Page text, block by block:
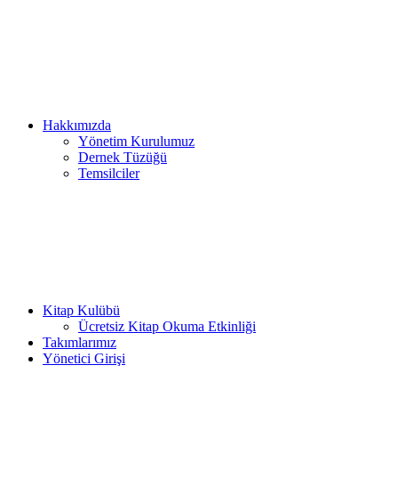
Hakkımızda
Yönetim Kurulumuz
Dernek Tüzüğü
Temsilciler
Kitap Kulübü
Ücretsiz Kitap Okuma Etkinliği
Takımlarımız
Yönetici Girişi